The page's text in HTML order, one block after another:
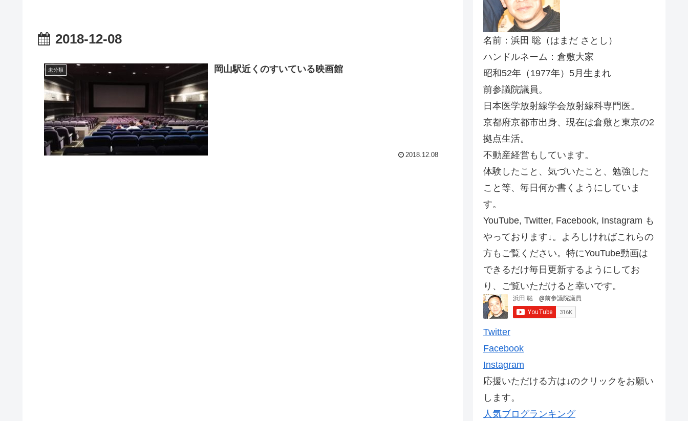
2018-12-08
未分類 岡山駅近くのすいている映画館
2018.12.08
名前：浜田 聡（はまだ さとし）
ハンドルネーム：倉敷大家
昭和52年（1977年）5月生まれ
前参議院議員。
日本医学放射線学会放射線科専門医。
京都府京都市出身、現在は倉敷と東京の2
拠点生活。
不動産経営もしています。
体験したこと、気づいたこと、勉強した
こと等、毎日何か書くようにしていま
す。
YouTube, Twitter, Facebook, Instagram も
やっております↓。よろしければこれらの
方もご覧ください。特にYouTube動画は
できるだけ毎日更新するようにしてお
り、ご覧いただけると幸いです。
Twitter
Facebook
Instagram
応援いただける方は↓のクリックをお願い
します。
人気ブログランキング